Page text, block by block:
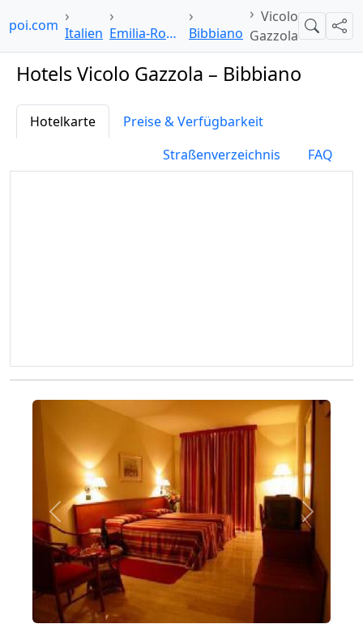
Italien Emilia-Romagna Bibbiano
Vicolo
Gazzola
Suche
Hotels Vicolo Gazzola – Bibbiano
Hotelkarte
Preise & Verfügbarkeit
Straßenverzeichnis
FAQ
Zurück Weiter